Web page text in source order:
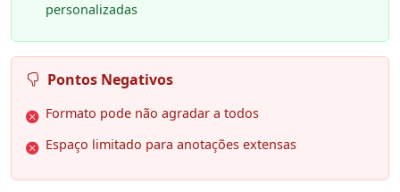
personalizadas
Pontos Negativos
Formato pode não agradar a todos
Espaço limitado para anotações extensas